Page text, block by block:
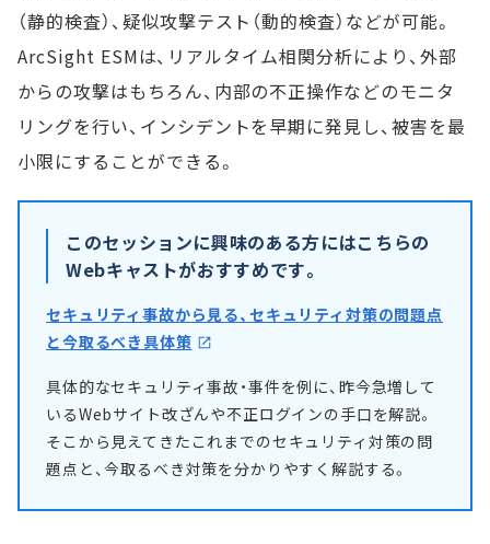
（静的検査）、疑似攻撃テスト（動的検査）などが可能。
ArcSight ESMは、リアルタイム相関分析により、外部
からの攻撃はもちろん、内部の不正操作などのモニタ
リングを行い、インシデントを早期に発見し、被害を最
小限にすることができる。
このセッションに興味のある方にはこちらの
Webキャストがおすすめです。
セキュリティ事故から見る、セキュリティ対策の問題点
と今取るべき具体策
具体的なセキュリティ事故・事件を例に、昨今急増して
いるWebサイト改ざんや不正ログインの手口を解説。
そこから見えてきたこれまでのセキュリティ対策の問
題点と、今取るべき対策を分かりやすく解説する。